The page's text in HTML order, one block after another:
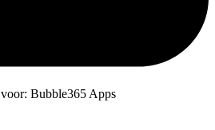
Bubble365 Apps